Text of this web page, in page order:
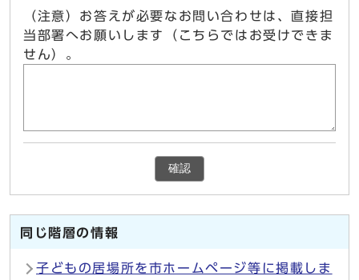
（注意）お答えが必要なお問い合わせは、直接担
当部署へお願いします（こちらではお受けできま
せん）。
確認
同じ階層の情報
子どもの居場所を市ホームページ等に掲載しま